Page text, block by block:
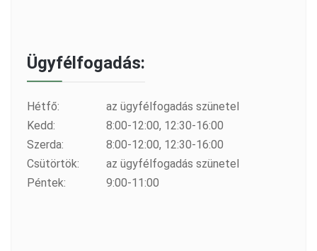
Ügyfélfogadás:
Hétfő:
az ügyfélfogadás szünetel
Kedd:
8:00-12:00, 12:30-16:00
Szerda:
8:00-12:00, 12:30-16:00
Csütörtök:
az ügyfélfogadás szünetel
Péntek:
9:00-11:00